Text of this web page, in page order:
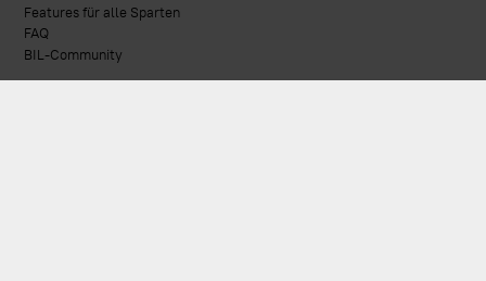
Features für alle Sparten
FAQ
BIL-Community